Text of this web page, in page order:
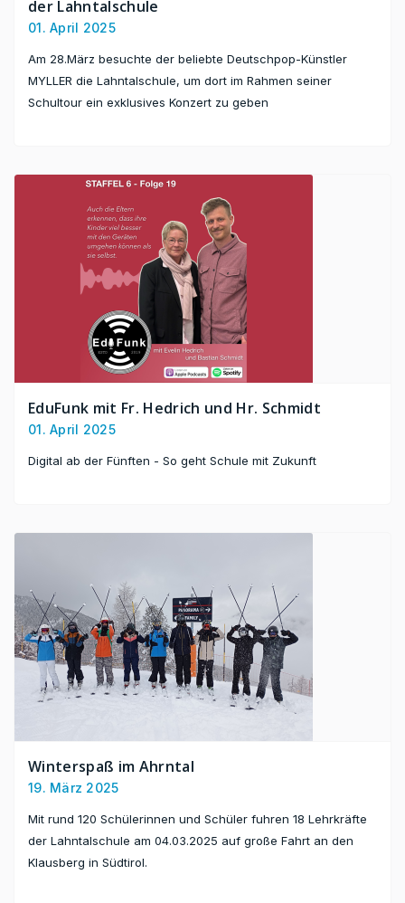
der Lahntalschule
01. April 2025
Am 28.März besuchte der beliebte Deutschpop-Künstler
MYLLER die Lahntalschule, um dort im Rahmen seiner
Schultour ein exklusives Konzert zu geben
EduFunk mit Fr. Hedrich und Hr. Schmidt
01. April 2025
Digital ab der Fünften - So geht Schule mit Zukunft
Winterspaß im Ahrntal
19. März 2025
Mit rund 120 Schülerinnen und Schüler fuhren 18 Lehrkräfte
der Lahntalschule am 04.03.2025 auf große Fahrt an den
Klausberg in Südtirol.